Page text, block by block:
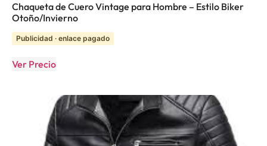
Chaqueta de Cuero Vintage para Hombre – Estilo Biker
Otoño/Invierno
Publicidad · enlace pagado
Ver Precio